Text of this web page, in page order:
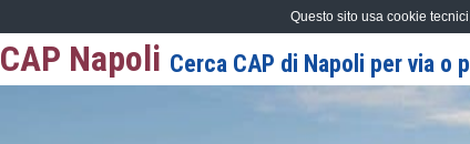
CAP Napoli Cerca CAP di Napoli per via o
Questo sito usa cookie